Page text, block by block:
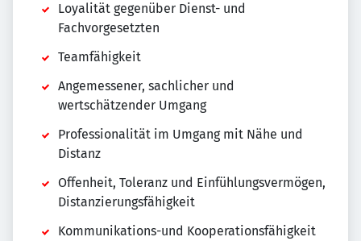
Loyalität gegenüber Dienst- und
Fachvorgesetzten
Teamfähigkeit
Angemessener, sachlicher und
wertschätzender Umgang
Professionalität im Umgang mit Nähe und
Distanz
Offenheit, Toleranz und Einfühlungsvermögen,
Distanzierungsfähigkeit
Kommunikations-und Kooperationsfähigkeit